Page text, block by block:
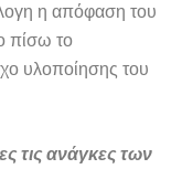
η απόφαση του
πίσω το
υλοποίησης του
τις ανάγκες των